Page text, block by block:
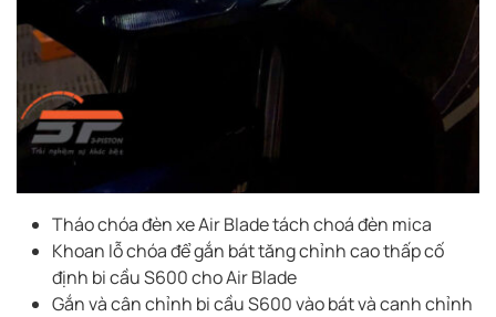
Tháo chóa đèn xe Air Blade tách choá đèn mica
Khoan lỗ chóa để gắn bát tăng chỉnh cao thấp cố
định bi cầu S600 cho Air Blade
Gắn và cân chỉnh bi cầu S600 vào bát và canh chỉnh